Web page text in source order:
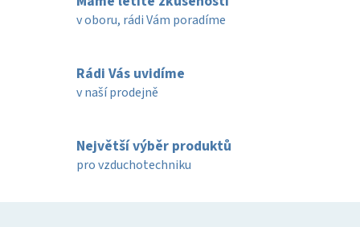
d
í
k
y
v oboru, rádi Vám poradíme
Rádi Vás uvidíme
v naší prodejně
Největší výběr produktů
pro vzduchotechniku